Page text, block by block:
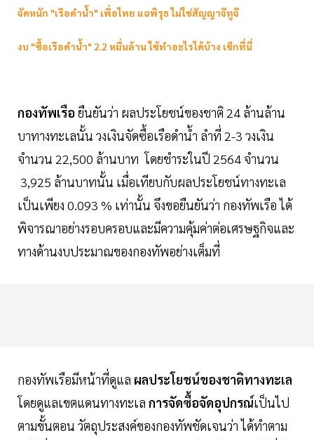
จัดหนัก "เรือดำน้ำ" เพื่อไทย แฉพิรุธ ไม่ใช่สัญญาจีทูจี
งบ "ซื้อเรือดำน้ำ" 2.2 หมื่นล้าน ใช้ทำอะไรได้บ้าง เช็กที่นี่
กองทัพเรือ ยืนยันว่า ผลประโยชน์ของชาติ 24 ล้านล้าน
บาทางทะเลนั้น วงเงินจัดซื้อเรือดำน้ำ ลำที่ 2-3 วงเงิน
จำนวน 22,500 ล้านบาท โดยชำระในปี 2564 จำนวน
3,925 ล้านบาทนั้น เมื่อเทียบกับผลประโยชน์ทางทะเล
เป็นเพียง 0.093 % เท่านั้น จึงขอยืนยันว่า กองทัพเรือ ได้
พิจารณาอย่างรอบครอบและมีความคุ้มค่าต่อเศรษฐกิจและ
ทางด้านงบประมาณของกองทัพอย่างเต็มที่
กองทัพเรือมีหน้าที่ดูแล ผลประโยชน์ของชาติทางทะเล
โดยดูแลเขตแดนทางทะเล การจัดซื้อจัดอุปกรณ์เป็นไป
ตามขั้นตอน วัตถุประสงค์ของกองทัพชัดเจนว่า ได้ทำตาม